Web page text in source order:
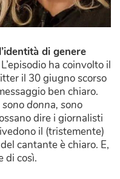
di genere
ha coinvolto il
il 30 giugno scorso
ben chiaro.
donna, sono
dire i giornalisti
il (tristemente)
cantante è chiaro. E,
di così.